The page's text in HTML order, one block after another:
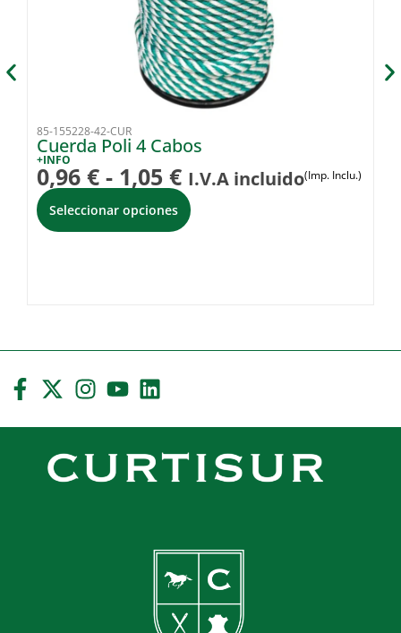
85-155228-42-CUR
Cuerda Poli 4 Cabos
+INFO
0,96 € - 1,05 € I.V.A incluido(Imp. Inclu.)
Seleccionar opciones